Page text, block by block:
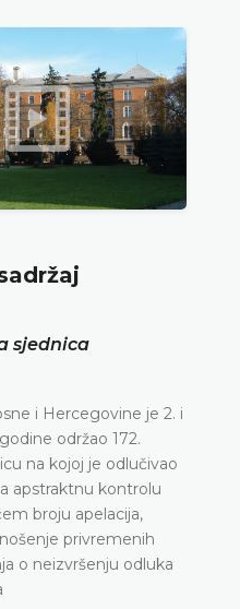
sjednica
i Hercegovine danas je
sjednica
i Hercegovine je 2. i
održao 172.
na kojoj je odlučivao
apstraktnu kontrolu
broju apelacija,
privremenih
o neizvršenju odluka